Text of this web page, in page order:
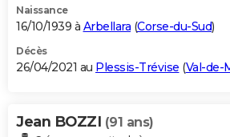
Naissance
16/10/1939 à Arbellara (Corse-du-Sud)
Décès
26/04/2021 au Plessis-Trévise (Val-de-
Jean BOZZI (91 ans)